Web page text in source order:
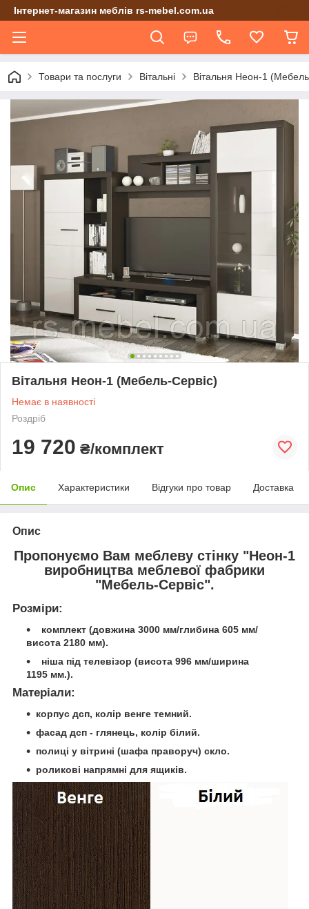
Інтернет-магазин меблів rs-mebel.com.ua
Товари та послуги Вітальні Вітальня Неон-1
Вітальня Неон-1 (Мебель-Сервіс)
Немає в наявності
Роздріб
19 720 ₴/комплект
Опис Характеристики Відгуки про товар Доставка
Опис
Пропонуємо Вам меблеву стінку "Неон-1
виробництва меблевої фабрики
"Мебель-Сервіс".
Розміри:
комплект (довжина 3000 мм/глибина 605 мм/
висота 2180 мм).
ніша під телевізор (висота 996 мм/ширина
1195 мм.).
Матеріали:
корпус дсп, колір венге темний.
фасад дсп - глянець, колір білий.
полиці у вітрині (шафа праворуч) скло.
роликові напрямні для ящиків.